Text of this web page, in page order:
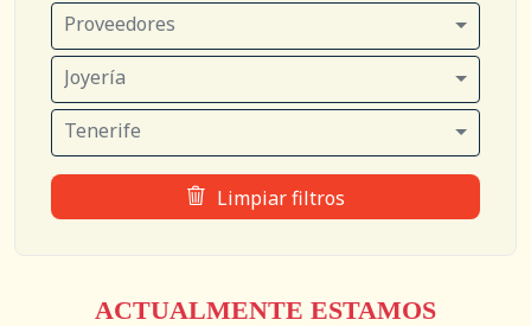
Proveedores
Joyería
Tenerife
Limpiar filtros
ACTUALMENTE ESTAMOS